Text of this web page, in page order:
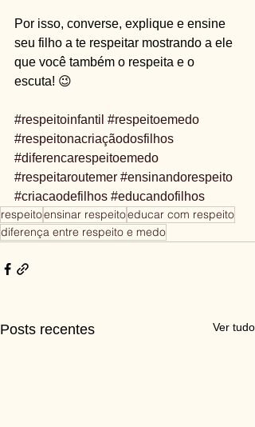
Por isso, converse, explique e ensine
seu filho a te respeitar mostrando a ele
que você também o respeita e o
escuta! 😉
#respeitoinfantil #respeitoemedo
#respeitonacriaçãodosfilhos
#diferencarespeitoemedo
#respeitaroutemer #ensinandorespeito
#criacaodefilhos #educandofilhos
respeitoensinar respeitoeducar com respeito
diferença entre respeito e medo
Posts recentes Ver tudo